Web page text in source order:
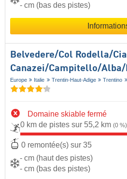
- cm (bas des pistes)
Belvedere/​Col Rodella/​
Canazei/​Campitello/​Alba/​
Europe Italie Trentin-Haut-Adige Trentino
Domaine skiable fermé
0 km de pistes sur 55,2 km (0 %)
0 remontée(s) sur 35
- cm (haut des pistes)
- cm (bas des pistes)